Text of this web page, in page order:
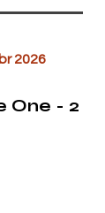
2026
One - 2